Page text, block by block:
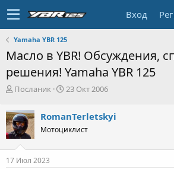
Вход
Yamaha YBR 125
Масло в YBR! Обсуждения,
решения! Yamaha YBR 125
А
т
о
р
т
е
м
Посланик
Д
а
н
ч
23 Окт 2006
RomanTerletskyi
Мотоциклист
17 Июл 2023